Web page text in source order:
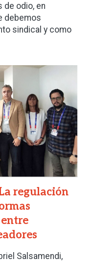
de odio, en
debemos
sindical y como
regulación
Salsamendi,